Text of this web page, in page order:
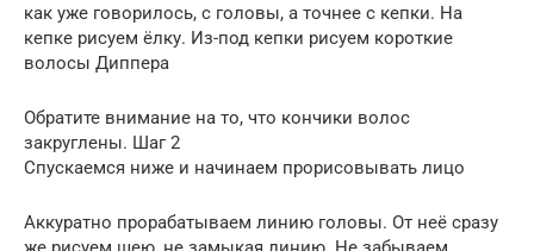
как уже говорилось, с головы, а точнее с кепки. На
кепке рисуем ёлку. Из-под кепки рисуем короткие
волосы Диппера
Обратите внимание на то, что кончики волос
закруглены. Шаг 2
Спускаемся ниже и начинаем прорисовывать лицо
Аккуратно прорабатываем линию головы. От неё сразу